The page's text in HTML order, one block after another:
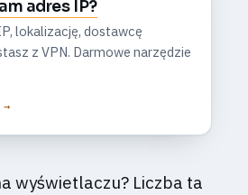
adres IP?
lokalizację, dostawcę
z VPN. Darmowe narzędzie
→
wyświetlaczu? Liczba ta